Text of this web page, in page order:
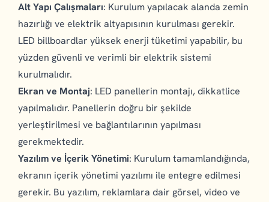
Alt Yapı Çalışmaları: Kurulum yapılacak alanda zemin
hazırlığı ve elektrik altyapısının kurulması gerekir.
LED billboardlar yüksek enerji tüketimi yapabilir, bu
yüzden güvenli ve verimli bir elektrik sistemi
kurulmalıdır.
Ekran ve Montaj: LED panellerin montajı, dikkatlice
yapılmalıdır. Panellerin doğru bir şekilde
yerleştirilmesi ve bağlantılarının yapılması
gerekmektedir.
Yazılım ve İçerik Yönetimi: Kurulum tamamlandığında,
ekranın içerik yönetimi yazılımı ile entegre edilmesi
gerekir. Bu yazılım, reklamlara dair görsel, video ve